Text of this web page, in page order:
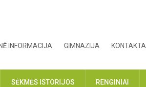
INFORMACIJA GIMNAZIJA KONTAKTAI
SĖKMĖS ISTORIJOS RENGINIAI